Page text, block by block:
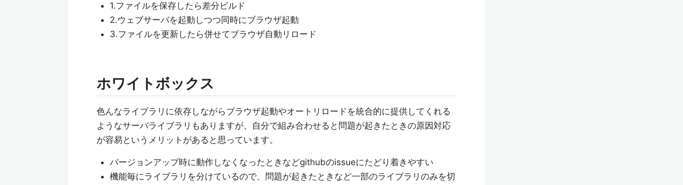
1.ファイルを保存したら差分ビルド
2.ウェブサーバを起動しつつ同時にブラウザ起動
3.ファイルを更新したら併せてブラウザ自動リロード
ホワイトボックス
色んなライブラリに依存しながらブラウザ起動やオートリロードを統合的に提供してくれる
ようなサーバライブラリもありますが、自分で組み合わせると問題が起きたときの原因対応
が容易というメリットがあると思っています。
バージョンアップ時に動作しなくなったときなどgithubのissueにたどり着きやすい
機能毎にライブラリを分けているので、問題が起きたときなど一部のライブラリのみを切